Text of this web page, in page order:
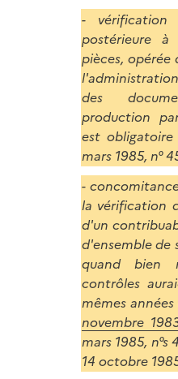
- vérification
postérieure
pièces, opérée
des
production
est
mars 1985, n°
-
la vérification
d'un
d'ensemble de
quand bien
contrôles
mêmes années
novembre
mars 1985,
14 octobre